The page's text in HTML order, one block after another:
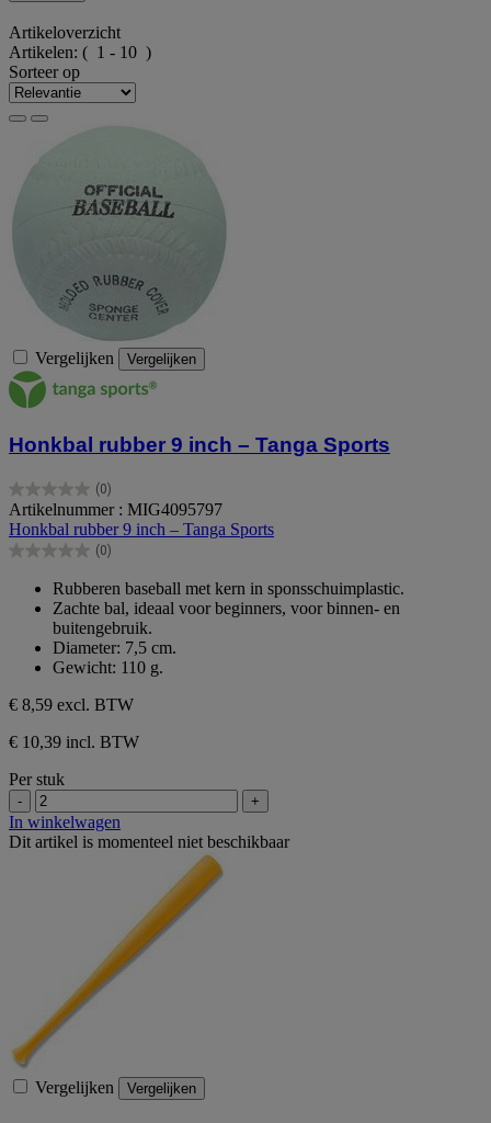
Artikeloverzicht
Artikelen: ( 1 - 10 )
Sorteer op
Vergelijken Vergelijken
Honkbal rubber 9 inch – Tanga Sports
(0)
0.0
van
de
5
Artikelnummer : MIG4095797
Honkbal rubber 9 inch – Tanga Sports
(0)
0.0
sterren.
Rubberen baseball met kern in sponsschuimplastic.
Zachte bal, ideaal voor beginners, voor binnen- en
buitengebruik.
Diameter: 7,5 cm.
Gewicht: 110 g.
€ 8,59 excl. BTW
€ 10,39 incl. BTW
Per stuk
- +
In winkelwagen
Dit artikel is momenteel niet beschikbaar
Vergelijken Vergelijken